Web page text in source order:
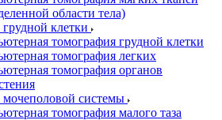
области тела)
клетки
томография грудной клетки
томография легких
томография органов
системы
томография малого таза